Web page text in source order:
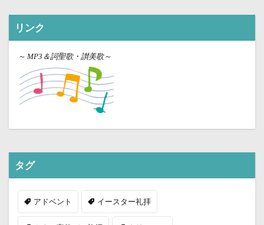
リンク
～ MP3＆詞聖歌・讃美歌～
タグ
アドベント イースター礼拝